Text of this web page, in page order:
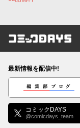
コミック
最新情報を配信中!
編集部ブログ
コミックDAYS
@comicdays_team